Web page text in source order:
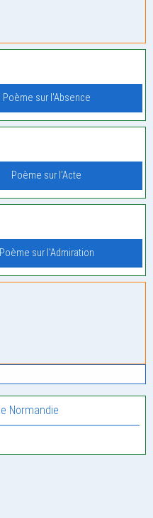
Poème sur l'Absence
Poème sur l'Acte
Poème sur l'Admiration
Normandie